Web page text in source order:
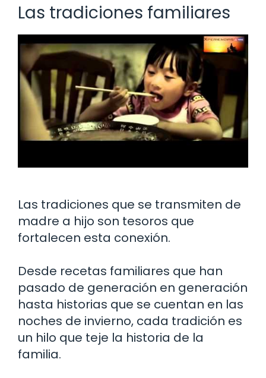
Las tradiciones familiares
Las tradiciones que se transmiten de
madre a hijo son tesoros que
fortalecen esta conexión.
Desde recetas familiares que han
pasado de generación en generación
hasta historias que se cuentan en las
noches de invierno, cada tradición es
un hilo que teje la historia de la
familia.